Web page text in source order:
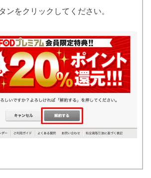
ンをクリックしてください。